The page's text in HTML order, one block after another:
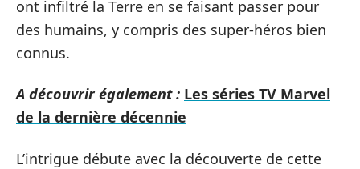
ont infiltré la Terre en se faisant passer pour
des humains, y compris des super-héros bien
connus.
A découvrir également : Les séries TV Marvel
de la dernière décennie
L’intrigue débute avec la découverte de cette